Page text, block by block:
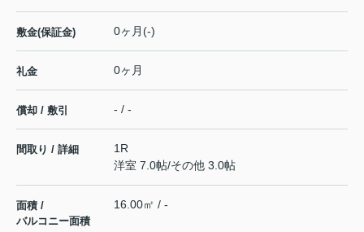
敷金(保証金) 0ヶ月(-)
礼金 0ヶ月
償却 / 敷引 - / -
間取り / 詳細
1R
洋室 7.0帖/その他 3.0帖
面積 /
バルコニー面積
16.00㎡ / -